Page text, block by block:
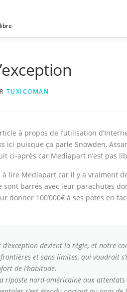
TUXICOMAN
à propos de l’utilisation
ici puisque ça parle Snowden,
ci-après car Mediapart n’est pas
à lire Mediapart car il y a vraiment
sont barrés avec leur parachutes
donner 100’000€ à ses potes en
d’exception devient la règle, et notre
et sans limites, qui voudrait
de l’habitude.
riposte nord-américaine aux attentats